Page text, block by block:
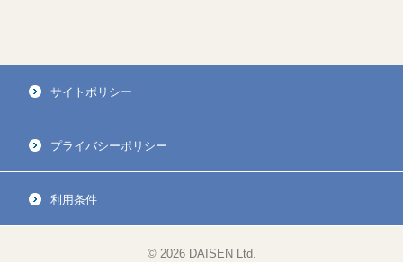
サイトポリシー
プライバシーポリシー
利用条件
© 2026 DAISEN Ltd.